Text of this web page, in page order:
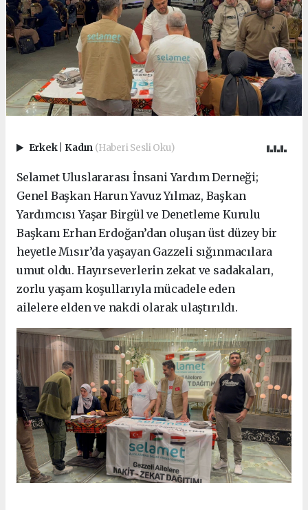
Erkek Kadın (Haberi Sesli Oku)
Selamet Uluslararası İnsani Yardım Derneği;
Genel Başkan Harun Yavuz Yılmaz, Başkan
Yardımcısı Yaşar Birgül ve Denetleme Kurulu
Başkanı Erhan Erdoğan’dan oluşan üst düzey bir
heyetle Mısır’da yaşayan Gazzeli sığınmacılara
umut oldu. Hayırseverlerin zekat ve sadakaları,
zorlu yaşam koşullarıyla mücadele eden
ailelere elden ve nakdi olarak ulaştırıldı.